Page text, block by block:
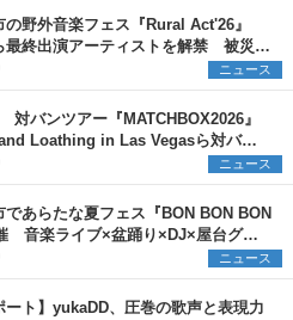
の野外音楽フェス『Rural Act'26』
最終出演アーティストを解禁 被災地
トの始動も発表
ニュース
バンツアー『MATCHBOX2026』
Loathing in Las Vegasら対バン
一斉解禁
ニュース
であらたな夏フェス『BON BON BON
音楽ライブ×盆踊り×DJ×屋台グル
イトで彩る2日間
ニュース
ート】yukaDD、圧巻の歌声と表現力